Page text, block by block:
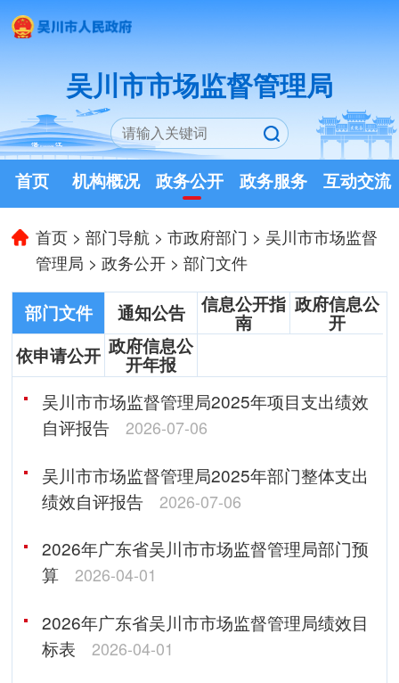
吴川市市场监督管理局
首页 机构概况 政务公开 政务服务 互动交流
首页 >部门导航 >市政府部门 > 吴川市市场监督
管理局 >政务公开 >部门文件
部门文件 通知公告 信息公开指
南
政府信息公
开
依申请公开 政府信息公
开年报
吴川市市场监督管理局2025年项目支出绩效
自评报告
2026-07-06
吴川市市场监督管理局2025年部门整体支出
绩效自评报告
2026-07-06
2026年广东省吴川市市场监督管理局部门预
算
2026-04-01
2026年广东省吴川市市场监督管理局绩效目
标表
2026-04-01